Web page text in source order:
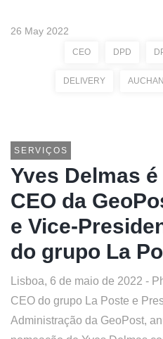
26 May 2022
CEO DPD
DELIVERY AUCHAN
SERVIÇOS
Yves Delmas
CEO da
e Vice-
do grupo La
Lisboa, 6 de maio de 2022 -
CEO do grupo La Poste e
Administração da GeoPost,